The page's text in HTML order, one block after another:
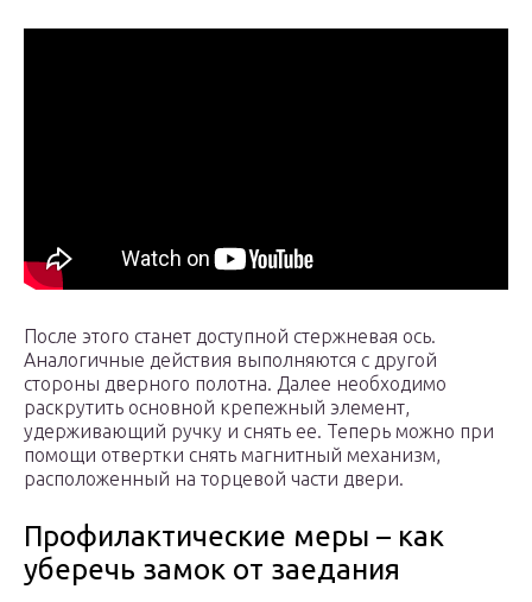
После этого станет доступной стержневая ось.
Аналогичные действия выполняются с другой
стороны дверного полотна. Далее необходимо
раскрутить основной крепежный элемент,
удерживающий ручку и снять ее. Теперь можно при
помощи отвертки снять магнитный механизм,
расположенный на торцевой части двери.
Профилактические меры – как
уберечь замок от заедания